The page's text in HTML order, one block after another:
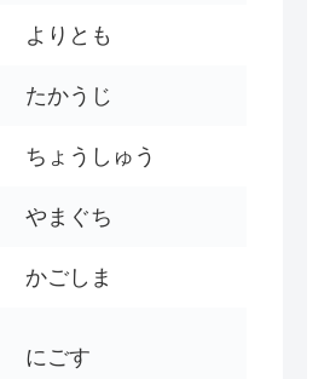
よりとも
たかうじ
ちょうしゅう
やまぐち
かごしま
にごす